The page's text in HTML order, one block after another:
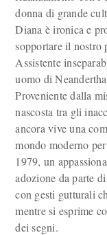
donna di grande
Diana è ironica e
sopportare il nostro
Assistente
uomo di
Proveniente dalla
nascosta tra gli
ancora vive una
mondo moderno
1979, un
adozione da parte
con gesti gutturali
mentre si esprime
dei segni.